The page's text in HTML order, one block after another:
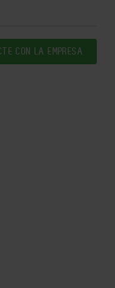
CON LA EMPRESA